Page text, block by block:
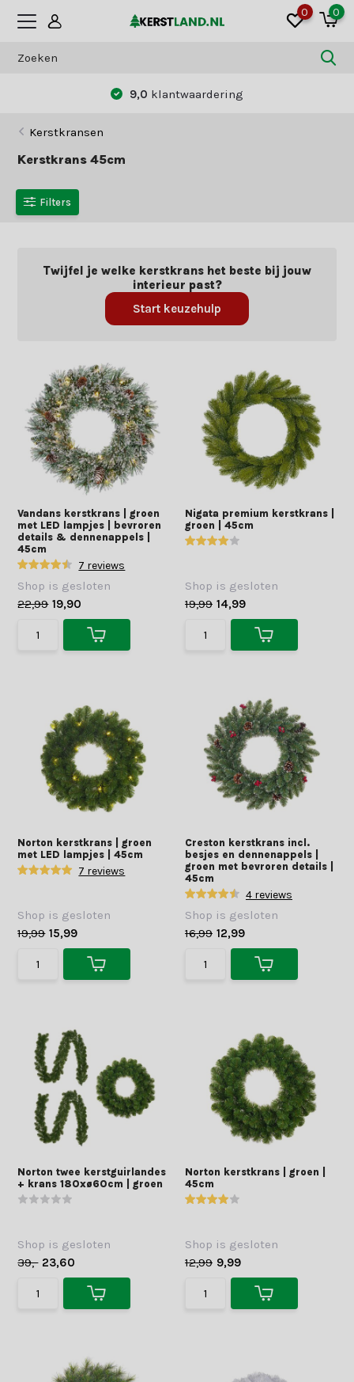
0 0
Betaal zoals jij dat wilt:vooraf of achteraf
Kerstkransen
Kerstkrans 45cm
Filters
Twijfel je welke kerstkrans het beste bij jouw
interieur past?
Start keuzehulp
Vandans kerstkrans | groen
met LED lampjes | bevroren
details & dennenappels |
45cm
7 reviews
Shop is gesloten
22,99 19,90
Nigata premium kerstkrans |
groen | 45cm
Shop is gesloten
19,99 14,99
Norton kerstkrans | groen
met LED lampjes | 45cm
7 reviews
Shop is gesloten
19,99 15,99
Creston kerstkrans incl.
besjes en dennenappels |
groen met bevroren details |
45cm
4 reviews
Shop is gesloten
16,99 12,99
Norton twee kerstguirlandes
+ krans 180xø60cm | groen
Shop is gesloten
39,- 23,60
Norton kerstkrans | groen |
45cm
Shop is gesloten
12,99 9,99